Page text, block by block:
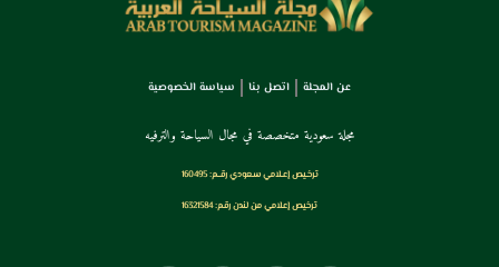
عن المجلة اتصل بنا سياسة الخصوصية
مجلة سعودية متخصصة في مجال السياحة والترفيه
ترخـيص إعـلامي سـعودي رقــم: 160495
ترخيص إعلامي من لندن رقم: 16321584